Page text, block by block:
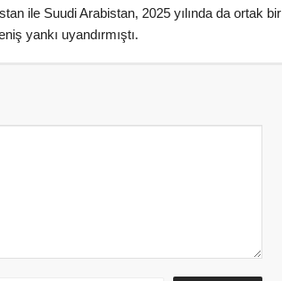
ile Suudi Arabistan, 2025 yılında da ortak bir
yankı uyandırmıştı.